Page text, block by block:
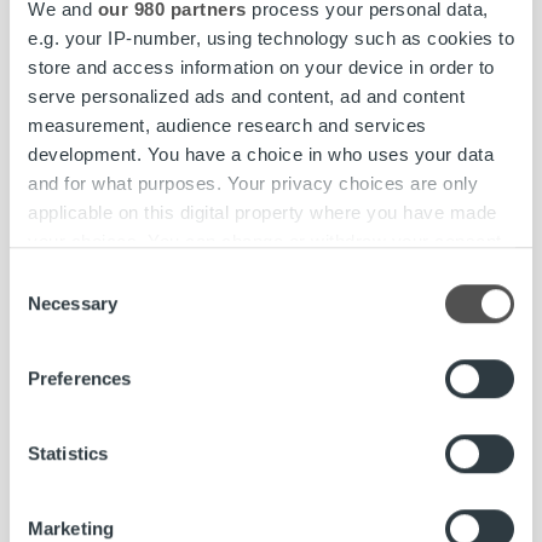
We and our 980 partners process your personal data,
e.g. your IP-number, using technology such as cookies to
store and access information on your device in order to
serve personalized ads and content, ad and content
measurement, audience research and services
development. You have a choice in who uses your data
and for what purposes. Your privacy choices are only
applicable on this digital property where you have made
the Privacy trigger icon.
Find out more about how your personal data is processed
and set your preferences in the
We use cookies to personalise content and ads, to
provide social media features and to analyse our traffic.
our social media, advertising and analytics partners who
Selection
Necessary
Preferences
Statistics
Marketing
Jos jokin asia jäi vielä askarruttamaan, voit laittaa
kysymyksesitällä lomakkella. Muistathan jättää
myös yhteystietosi, niin voimme palata asiaan.
Luotonantajan vastuu
luottotietojen käytössä
Onko oikein tarkistaa luottotiedot
etukäteen, vaikka asiakas
ole ollenkaan laskua ottamassa?
suoraan sovellettavissa